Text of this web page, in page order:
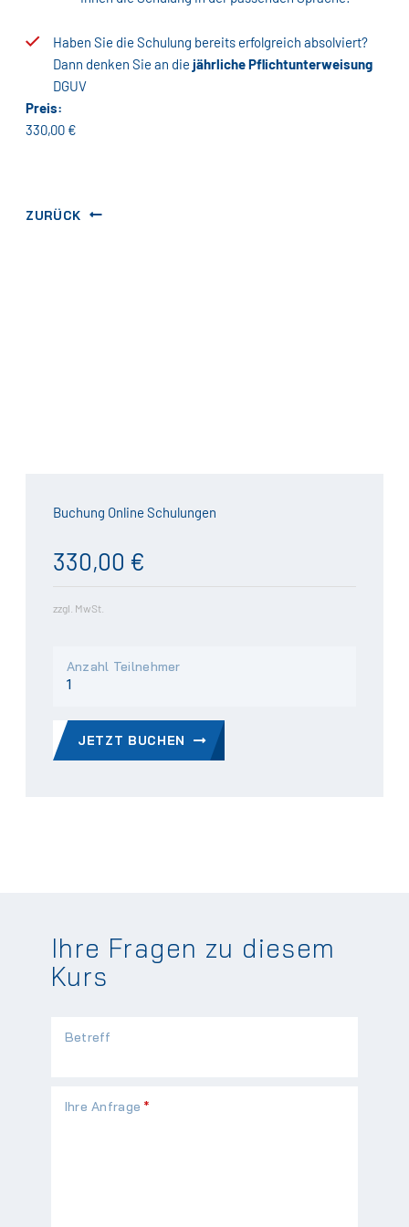
Haben Sie die Schulung bereits erfolgreich absolviert?
Dann denken Sie an die jährliche Pflichtunterweisung
DGUV
Preis:
330,00 €
ZURÜCK
Buchung Online Schulungen
330,00 €
zzgl. MwSt.
Anzahl Teilnehmer
JETZT BUCHEN
Ihre Fragen zu diesem
Kurs
Betreff
Pflichtfeld
Ihre Anfrage *